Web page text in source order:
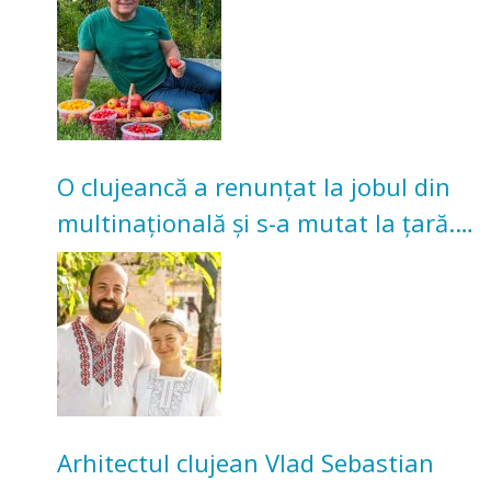
O clujeancă a renunțat la jobul din
multinațională și s-a mutat la țară.
Acum cultivă legume în grădina
bunicilor
Arhitectul clujean Vlad Sebastian